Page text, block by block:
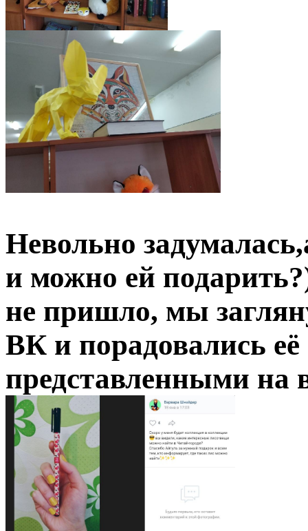
Невольно
и можно ей
не пришло, мы
ВК и порадовались
представленными на